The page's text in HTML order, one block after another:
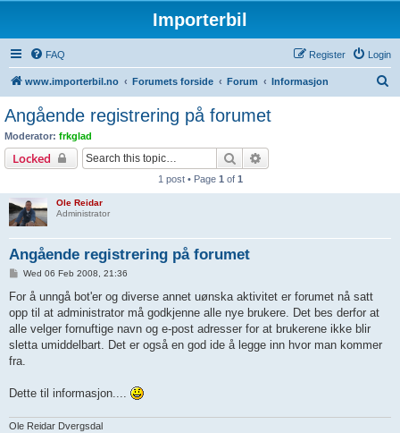
Importerbil
FAQ Login
Register
www.importerbil.no Forumets forside Forum Informasjon
Angående registrering på forumet
Moderator: frkglad
Locked Search
1 post • Page 1 of 1
Ole Reidar
Administrator
Angående registrering på forumet
P
s
Wed 06 Feb 2008, 21:36
For å unngå bot'er og diverse annet uønska aktivitet er forumet nå satt
opp til at administrator må godkjenne alle nye brukere. Det bes derfor at
alle velger fornuftige navn og e-post adresser for at brukerene ikke blir
sletta umiddelbart. Det er også en god ide å legge inn hvor man kommer
fra.
Dette til informasjon....
Ole Reidar Dvergsdal